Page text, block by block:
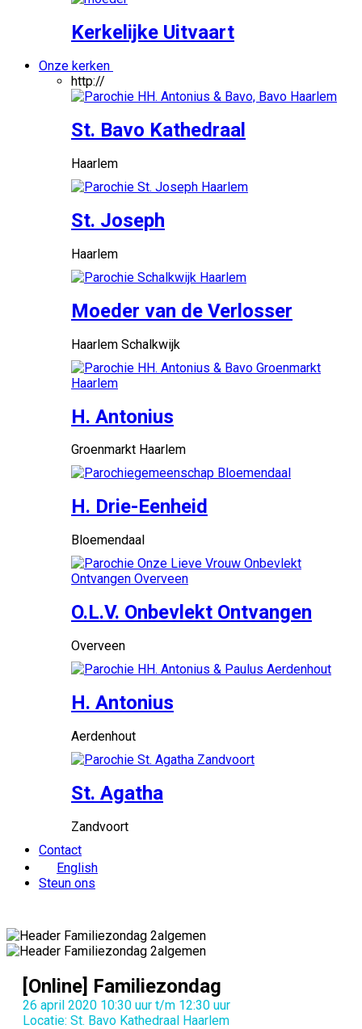
Kerkelijke Uitvaart
Onze kerken
http://
St. Bavo Kathedraal
Haarlem
St. Joseph
Haarlem
Moeder van de Verlosser
Haarlem Schalkwijk
H. Antonius
Groenmarkt Haarlem
H. Drie-Eenheid
Bloemendaal
O.L.V. Onbevlekt Ontvangen
Overveen
H. Antonius
Aerdenhout
St. Agatha
Zandvoort
Contact
English
Steun ons
[Online] Familiezondag
26 april 2020 10:30 uur t/m 12:30 uur
Locatie: St. Bavo Kathedraal Haarlem